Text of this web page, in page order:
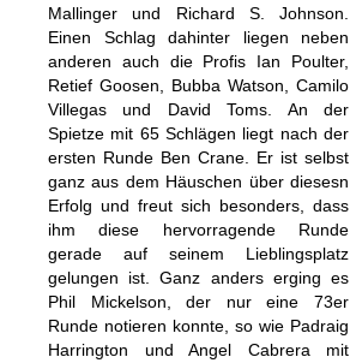
DRIVER
FAIRWAYHÖLZER
EISENSÄTZE
WEDGES
HYBRIDS
DRIVING EISEN
PUTTER
KINDER GOLFSCHLÄGER
KOMPLETTSETS
HEADS
BAGS
CARTBAGS
STANDBAGS
TRAVELBAGS
SONSTIGE BAGS
TROLLIES
PUSH- & PULLTROLLIES
ELEKTROTROLLIES
TROLLEY ZUBEHÖR
BÄLLE
GOLFBÄLLE
LOGOBÄLLE
SCHUHE
HERREN GOLFSCHUHE
DAMEN GOLFSCHUHE
KINDER GOLFSCHUHE
BEKLEIDUNG
HERREN
DAMEN
CAPS
GÜRTEL & SOCKEN
HANDSCHUHE
HERREN GOLFHANDSCHUHE
DAMEN GOLFHANDSCHUHE
KINDER GOLFHANDSCHUHE
ZUBEHÖR
ENTFERNUNGSMESSER
REGENSCHIRME
HANDTÜCHER
KOMPONENTEN
GRIFFE
GUTSCHEINE
GUTSCHEINE
SALE
Mallinger und Richard S. Johnson.
Einen Schlag dahinter liegen neben
anderen auch die Profis Ian Poulter,
Retief Goosen, Bubba Watson, Camilo
Villegas und David Toms. An der
Spietze mit 65 Schlägen liegt nach der
ersten Runde Ben Crane. Er ist selbst
ganz aus dem Häuschen über diesesn
Erfolg und freut sich besonders, dass
ihm diese hervorragende Runde
gerade auf seinem Lieblingsplatz
gelungen ist. Ganz anders erging es
Phil Mickelson, der nur eine 73er
Runde notieren konnte, so wie Padraig
Harrington und Angel Cabrera mit